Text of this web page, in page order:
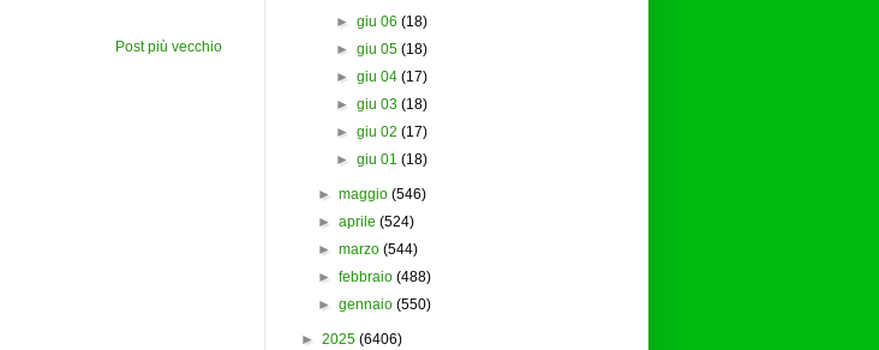
Post più vecchio
► giu 06 (18)
► giu 05 (18)
► giu 04 (17)
► giu 03 (18)
► giu 02 (17)
► giu 01 (18)
►maggio (546)
►aprile (524)
►marzo (544)
►febbraio (488)
►gennaio (550)
► 2025 (6406)